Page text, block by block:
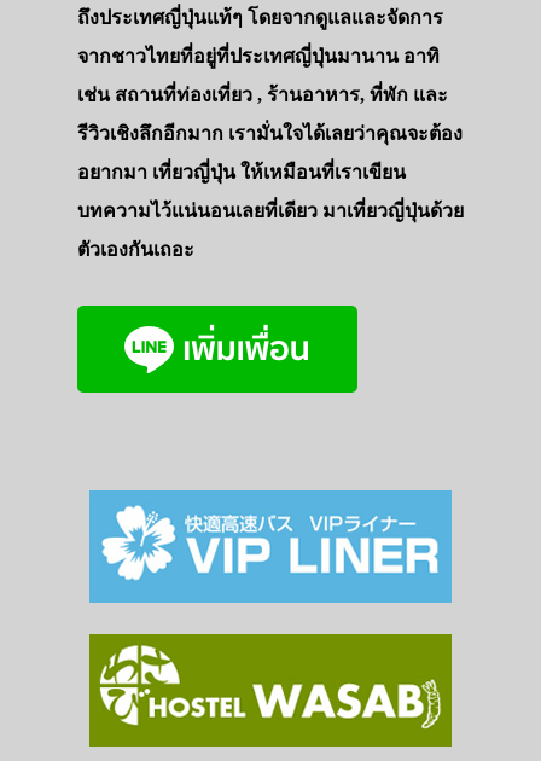
ถึงประเทศญี่ปุ่นแท้ๆ โดยจากดูแลและจัดการ
จากชาวไทยที่อยู่ที่ประเทศญี่ปุ่นมานาน อาทิ
เช่น สถานที่ท่องเที่ยว , ร้านอาหาร, ที่พัก และ
รีวิวเชิงลึกอีกมาก เรามั่นใจได้เลยว่าคุณจะต้อง
อยากมา เที่ยวญี่ปุ่น ให้เหมือนที่เราเขียน
บทความไว้แน่นอนเลยที่เดียว มาเที่ยวญี่ปุ่นด้วย
ตัวเองกันเถอะ